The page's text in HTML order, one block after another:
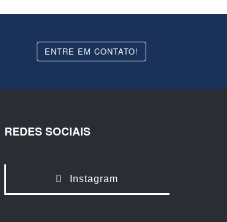
ENTRE EM CONTATO!
REDES SOCIAIS
Instagram